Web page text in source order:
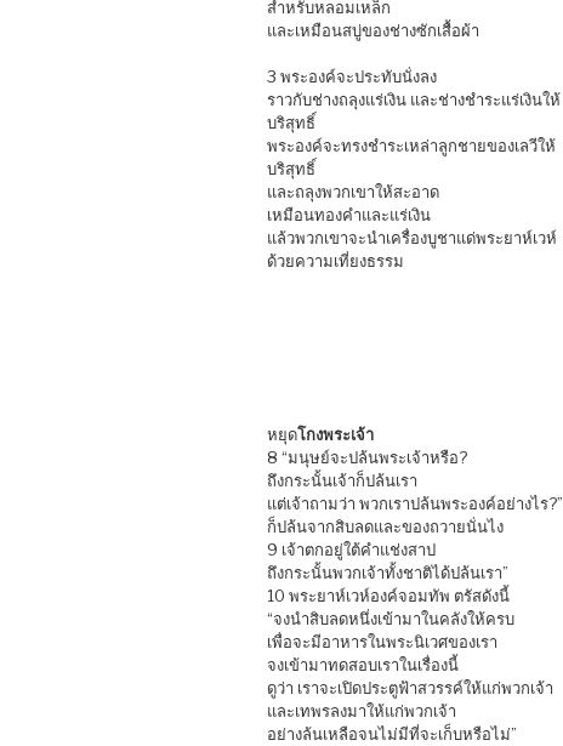
สำหรับหลอมเหล็ก
และเหมือนสบู่ของช่างซักเสื้อผ้า
3 พระองค์จะประทับนั่งลง
ราวกับช่างถลุงแร่เงิน และช่างชำระแร่เงินให้
บริสุทธิ์
พระองค์จะทรงชำระเหล่าลูกชายของเลวีให้
บริสุทธิ์
และถลุงพวกเขาให้สะอาด
เหมือนทองคำและแร่เงิน
แล้วพวกเขาจะนำเครื่องบูชาแด่พระยาห์เวห์
ด้วยความเที่ยงธรรม
หยุดโกงพระเจ้า
8 “มนุษย์จะปล้นพระเจ้าหรือ?
ถึงกระนั้นเจ้าก็ปล้นเรา
แต่เจ้าถามว่า พวกเราปล้นพระองค์อย่างไร?”
ก็ปล้นจากสิบลดและของถวายนั่นไง
9 เจ้าตกอยู่ใต้คำแช่งสาป
ถึงกระนั้นพวกเจ้าทั้งชาติได้ปล้นเรา”
10 พระยาห์เวห์องค์จอมทัพ ตรัสดังนี้
“จงนำสิบลดหนึ่งเข้ามาในคลังให้ครบ
เพื่อจะมีอาหารในพระนิเวศของเรา
จงเข้ามาทดสอบเราในเรื่องนี้
ดูว่า เราจะเปิดประตูฟ้าสวรรค์ให้แก่พวกเจ้า
และเทพรลงมาให้แก่พวกเจ้า
อย่างล้นเหลือจนไม่มีที่จะเก็บหรือไม่”